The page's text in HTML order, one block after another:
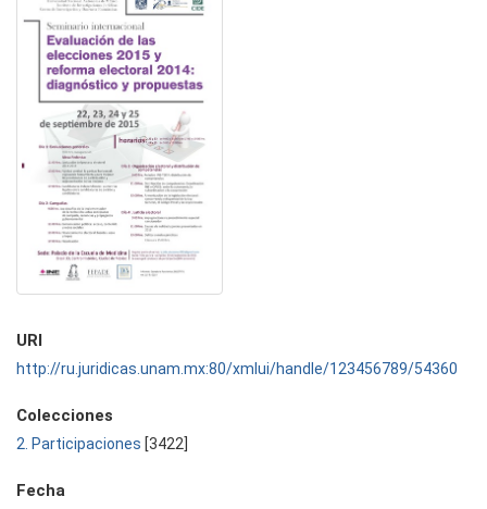
URI
http://ru.juridicas.unam.mx:80/xmlui/handle/123456789/54360
Colecciones
2. Participaciones [3422]
Fecha